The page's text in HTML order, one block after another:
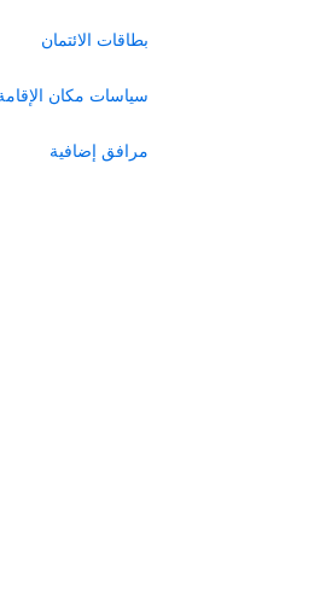
بطاقات الائتمان
سياسات مكان
مرافق إضافية